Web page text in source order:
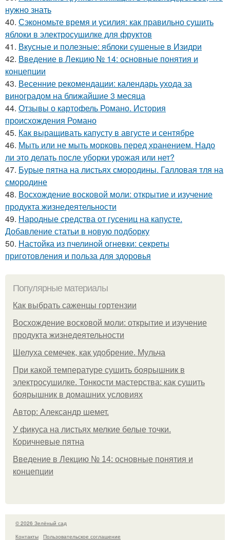
нужно знать
40. Сэкономьте время и усилия: как правильно сушить
яблоки в электросушилке для фруктов
41. Вкусные и полезные: яблоки сушеные в Изидри
42. Введение в Лекцию № 14: основные понятия и
концепции
43. Весенние рекомендации: календарь ухода за
виноградом на ближайшие 3 месяца
44. Отзывы о картофель Романо. История
происхождения Романо
45. Как выращивать капусту в августе и сентябре
46. Мыть или не мыть морковь перед хранением. Надо
ли это делать после уборки урожая или нет?
47. Бурые пятна на листьях смородины. Галловая тля на
смородине
48. Восхождение восковой моли: открытие и изучение
продукта жизнедеятельности
49. Народные средства от гусениц на капусте.
Добавление статьи в новую подборку
50. Настойка из пчелиной огневки: секреты
приготовления и польза для здоровья
Популярные материалы
Как выбрать саженцы гортензии
Восхождение восковой моли: открытие и изучение
продукта жизнедеятельности
Шелуха семечек, как удобрение. Мульча
При какой температуре сушить боярышник в
электросушилке. Тонкости мастерства: как сушить
боярышник в домашних условиях
Автор: Александр шемет.
У фикуса на листьях мелкие белые точки.
Коричневые пятна
Введение в Лекцию № 14: основные понятия и
концепции
© 2026 Зелёный сад
Контакты
Пользовательское соглашение